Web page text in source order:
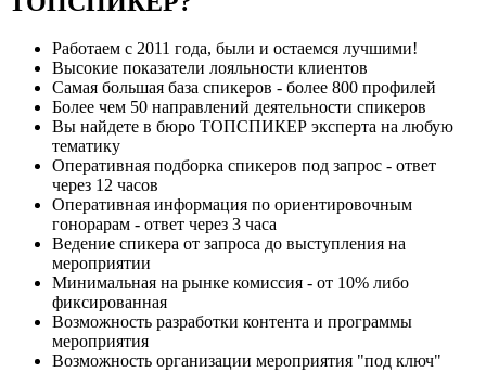
Работаем с 2011 года, были и остаемся лучшими!
Высокие показатели лояльности клиентов
Самая большая база спикеров - более 800 профилей
Более чем 50 направлений деятельности спикеров
Вы найдете в бюро ТОПСПИКЕР эксперта на любую
тематику
Оперативная подборка спикеров под запрос - ответ
через 12 часов
Оперативная информация по ориентировочным
гонорарам - ответ через 3 часа
Ведение спикера от запроса до выступления на
мероприятии
Минимальная на рынке комиссия - от 10% либо
фиксированная
Возможность разработки контента и программы
мероприятия
Возможность организации мероприятия "под ключ"